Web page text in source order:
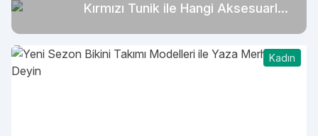
Kırmızı Tunik ile Hangi Aksesuarları
Kadın